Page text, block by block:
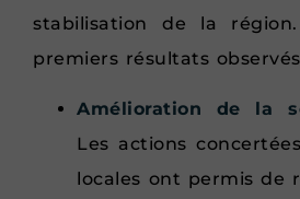
stabilisation de la
premiers résultats
Amélioration de la
Les actions
locales ont permis de